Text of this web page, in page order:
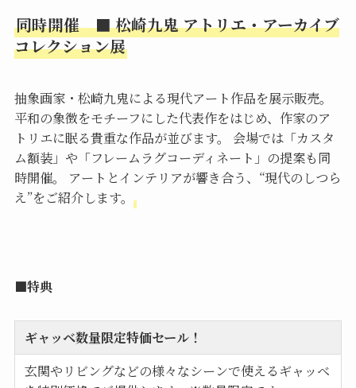
同時開催 ■ 松崎九鬼 アトリエ・アーカイブ
コレクション展
抽象画家・松崎九鬼による現代アート作品を展示販売。
平和の象徴をモチーフにした代表作をはじめ、作家のア
トリエに眠る貴重な作品が並びます。 会場では「カスタ
ム額装」や「フレームラグコーディネート」の提案も同
時開催。 アートとインテリアが響き合う、“現代のしつら
え”をご紹介します。
■特典
ギャッベ数量限定特価セール！
玄関やリビングなどの様々なシーンで使えるギャッベ